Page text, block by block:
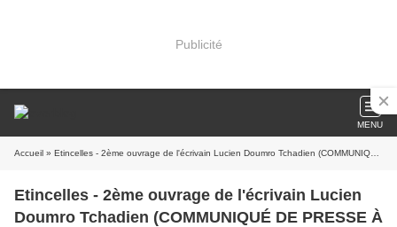
Publicité
MENU
Accueil » Etincelles - 2ème ouvrage de l'écrivain Lucien Doumro Tchadien (COMMUNIQUÉ DE PRESSE À DIFFUSION IMMÉDIATE)
Etincelles - 2ème ouvrage de l'écrivain Lucien
Doumro Tchadien (COMMUNIQUÉ DE PRESSE À